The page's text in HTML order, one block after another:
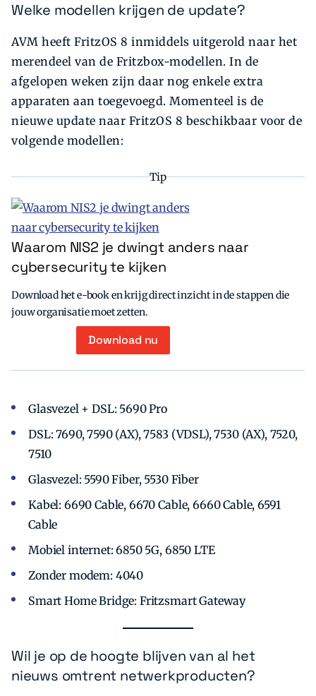
Welke modellen krijgen de update?
AVM heeft FritzOS 8 inmiddels uitgerold naar het
merendeel van de Fritzbox-modellen. In de
afgelopen weken zijn daar nog enkele extra
apparaten aan toegevoegd. Momenteel is de
nieuwe update naar FritzOS 8 beschikbaar voor de
volgende modellen:
Tip
Waarom NIS2 je dwingt anders naar
cybersecurity te kijken
Download het e-book en krijg direct inzicht in de stappen die
jouw organisatie moet zetten.
Download nu
Glasvezel + DSL: 5690 Pro
DSL: 7690, 7590 (AX), 7583 (VDSL), 7530 (AX), 7520,
7510
Glasvezel: 5590 Fiber, 5530 Fiber
Kabel: 6690 Cable, 6670 Cable, 6660 Cable, 6591
Cable
Mobiel internet: 6850 5G, 6850 LTE
Zonder modem: 4040
Smart Home Bridge: Fritzsmart Gateway
Wil je op de hoogte blijven van al het
nieuws omtrent netwerkproducten?